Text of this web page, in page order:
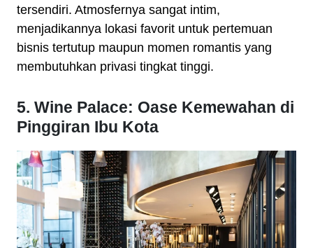
tersendiri. Atmosfernya sangat intim,
menjadikannya lokasi favorit untuk pertemuan
bisnis tertutup maupun momen romantis yang
membutuhkan privasi tingkat tinggi.
5. Wine Palace: Oase Kemewahan di
Pinggiran Ibu Kota